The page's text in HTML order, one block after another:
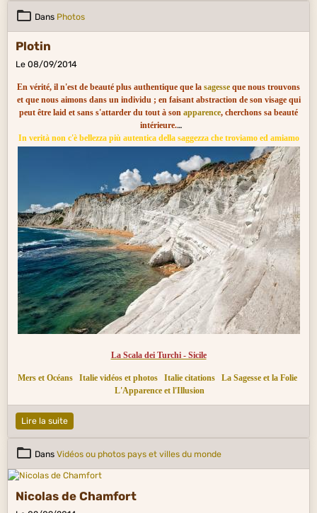
Dans Photos
Plotin
Le 08/09/2014
En vérité, il n'est de beauté plus authentique que la sagesse que nous trouvons
et que nous aimons dans un individu ; en faisant abstraction de son visage qui
peut être laid et sans s'attarder du tout à son apparence, cherchons sa beauté
intérieure.
In verità non c'è bellezza più autentica della saggezza che troviamo ed amiamo
in qualche individuo, prescindendo dal suo volto che può essere brutto e, non
guardando affatto alla sua apparenza, ricerchiamo la sua bellezza interiore.
La Scala dei Turchi - Sicile
Mers et Océans Italie vidéos et photos Italie citations
La Sagesse et la Folie
L'Apparence et l'Illusion
Lire la suite
Dans Vidéos ou photos pays et villes du monde
Nicolas de Chamfort